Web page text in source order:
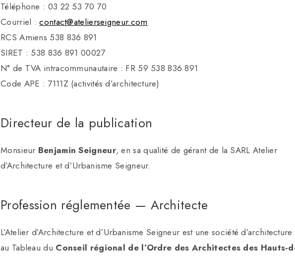
Téléphone : 03 22 53 70 70
Courriel :contact@atelierseigneur.com
RCS Amiens 538 836 891
SIRET : 538 836 891 00027
N° de TVA intracommunautaire : FR 59 538 836 891
Code APE : 7111Z (activités d’architecture)
Directeur de la publication
Monsieur Benjamin Seigneur, en sa qualité de gérant de la SARL Atelier
d’Architecture et d’Urbanisme Seigneur.
Profession réglementée — Architecte
L’Atelier d’Architecture et d’Urbanisme Seigneur est une société
au Tableau du Conseil régional de l’Ordre des Architectes des Hauts-